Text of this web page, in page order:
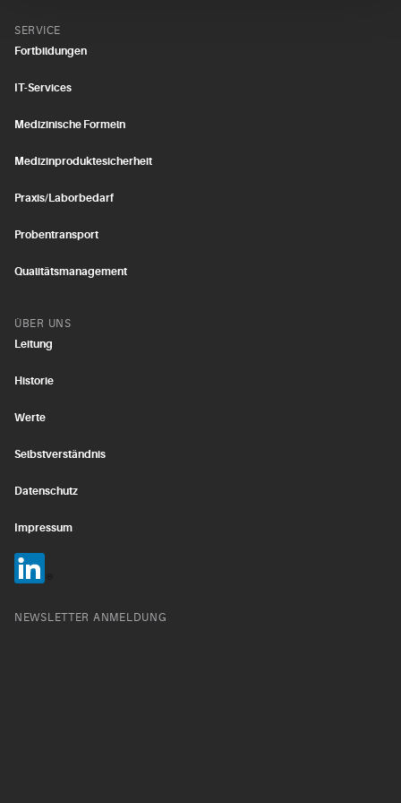
SERVICE
Fortbildungen
IT-Services
Medizinische Formeln
Medizinproduktesicherheit
Praxis/Laborbedarf
Probentransport
Qualitätsmanagement
ÜBER UNS
Leitung
Historie
Werte
Selbstverständnis
Datenschutz
Impressum
NEWSLETTER ANMELDUNG